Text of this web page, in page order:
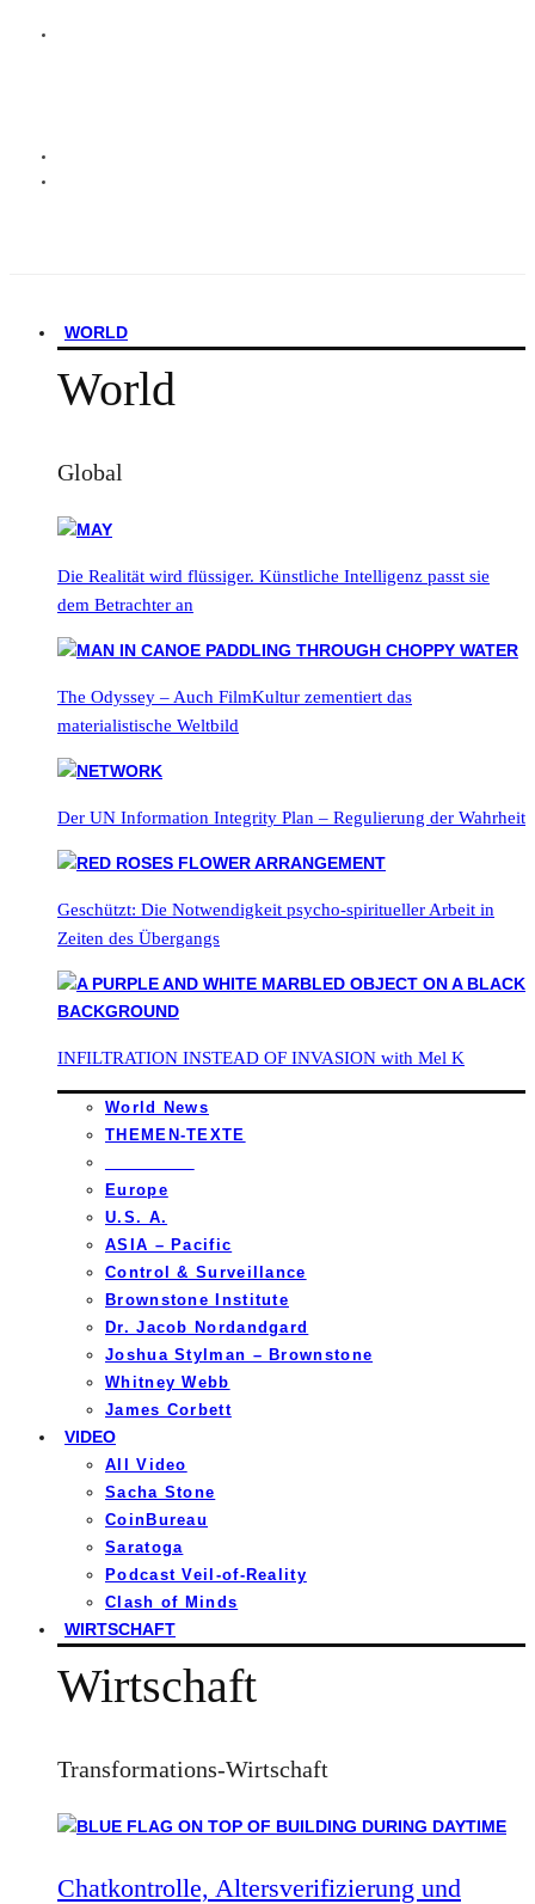
WORLD
World
Global
Die Realität wird flüssiger. Künstliche Intelligenz passt sie
dem Betrachter an
The Odyssey – Auch FilmKultur zementiert das
materialistische Weltbild
Der UN Information Integrity Plan – Regulierung der Wahrheit
Geschützt: Die Notwendigkeit psycho-spiritueller Arbeit in
Zeiten des Übergangs
INFILTRATION INSTEAD OF INVASION with Mel K
World News
THEMEN-TEXTE
Europe
U.S. A.
ASIA – Pacific
Control & Surveillance
Brownstone Institute
Dr. Jacob Nordandgard
Joshua Stylman – Brownstone
Whitney Webb
James Corbett
VIDEO
All Video
Sacha Stone
CoinBureau
Saratoga
Podcast Veil-of-Reality
Clash of Minds
WIRTSCHAFT
Wirtschaft
Transformations-Wirtschaft
Chatkontrolle, Altersverifizierung und